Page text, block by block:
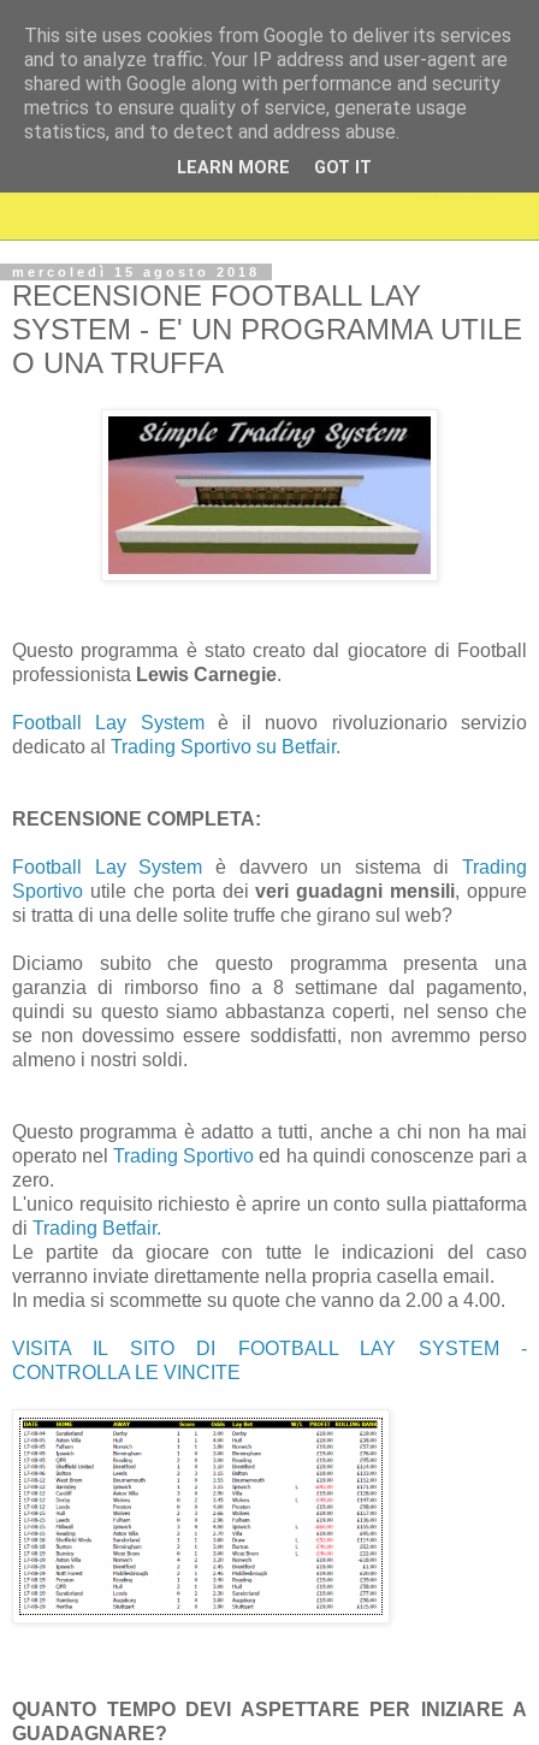
mercoledì 15 agosto 2018
RECENSIONE FOOTBALL LAY
SYSTEM - E' UN PROGRAMMA UTILE
O UNA TRUFFA
Questo programma è stato creato dal giocatore di Football
professionista Lewis Carnegie.
Football Lay Systemè il nuovo rivoluzionario servizio
dedicato al Trading Sportivo su Betfair.
RECENSIONE COMPLETA:
Football Lay System è davvero un sistema di Trading
Sportivo utile che porta deiveri guadagni mensili, oppure
si tratta di una delle solite truffe che girano sul web?
Diciamo subito che questo programma presenta una
garanzia di rimborso fino a 8 settimane dal pagamento,
quindi su questo siamo abbastanza coperti, nel senso che
se non dovessimo essere soddisfatti, non avremmo perso
almeno i nostri soldi.
Questo programma è adatto a tutti, anche a chi non ha mai
operato nelTrading Sportivo ed ha quindi conoscenze pari a
zero.
L'unico requisito richiesto è aprire un conto sulla piattaforma
di Trading Betfair.
Le partite da giocare con tutte le indicazioni del caso
verranno inviate direttamente nella propria casella email.
In media si scommette su quote che vanno da 2.00 a 4.00.
VISITA IL SITO DI FOOTBALL LAY SYSTEM -
CONTROLLA LE VINCITE
QUANTO TEMPO DEVI ASPETTARE PER INIZIARE A
GUADAGNARE?
This site uses cookies from Google to deliver its services
and to analyze traffic. Your IP address and user-agent are
shared with Google along with performance and security
metrics to ensure quality of service, generate usage
statistics, and to detect and address abuse.
LEARN MORE GOT IT